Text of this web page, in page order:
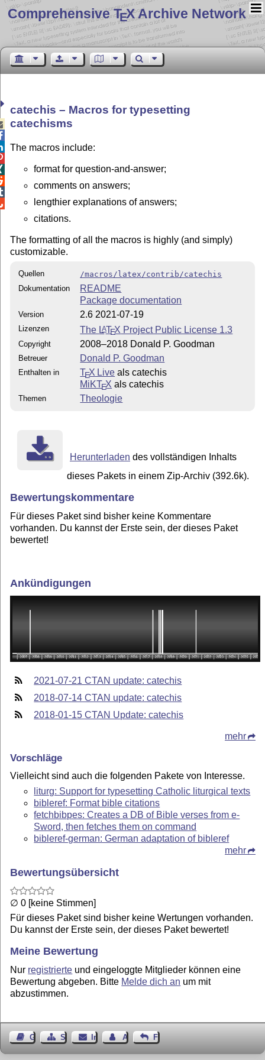
Comprehensive TEX Archive Network
catechis – Macros for typesetting
catechisms
The macros include:
format for question-and-answer;
comments on answers;
lengthier explanations of answers;
citations.
The formatting of all the macros is highly (and simply)
customizable.
Quellen
/macros/latex/contrib/catechis
Dokumentation
README
Package documentation
Version 2.6 2021-07-19
Lizenzen The LATEX Project Public License 1.3
Copyright 2008–2018 Donald P. Goodman
Betreuer Donald P. Goodman
Enthalten in TEX Live als catechis
MiKTEX als catechis
Themen Theologie
Herunterladen des vollständigen Inhalts
dieses Pakets in einem Zip-Archiv (392.6k).
Bewertungskommentare
Für dieses Paket sind bisher keine Kommentare
vorhanden. Du kannst der Erste sein, der dieses Paket
bewertet!
Ankündigungen
2021-07-21 CTAN update: catechis
2018-07-14 CTAN update: catechis
2018-01-15 CTAN Update: catechis
mehr
Vorschläge
Vielleicht sind auch die folgenden Pakete von Interesse.
liturg: Support for typesetting Catholic liturgical texts
bibleref: Format bible citations
fetchbibpes: Creates a DB of Bible verses from e-
Sword, then fetches them on command
bibleref-german: German adaptation of bibleref
mehr
Bewertungsübersicht
∅ 0 [keine Stimmen]
Für dieses Paket sind bisher keine Wertungen vorhanden.
Du kannst der Erste sein, der dieses Paket bewertet!
Meine Bewertung
Nur registrierte und eingeloggte Mitglieder können eine
Bewertung abgeben. Bitte Melde dich an um mit
abzustimmen.
GästebuchSeiten-Struktur
ImpressumAutor kontaktieren
Feedback